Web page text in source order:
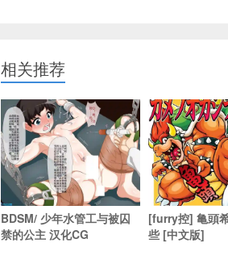
相关推荐
BDSM/ 少年水管工与被囚
禁的公主 汉化CG
[furry控] 亀頭
些 [中文版]